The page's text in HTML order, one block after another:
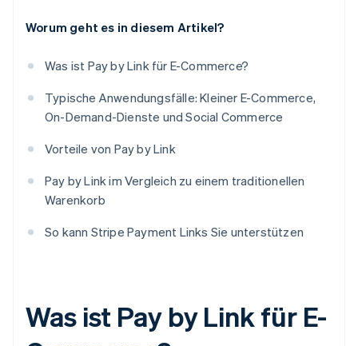
Worum geht es in diesem Artikel?
Was ist Pay by Link für E-Commerce?
Typische Anwendungsfälle: Kleiner E-Commerce,
On-Demand-Dienste und Social Commerce
Vorteile von Pay by Link
Pay by Link im Vergleich zu einem traditionellen
Warenkorb
So kann Stripe Payment Links Sie unterstützen
Was ist Pay by Link für E-